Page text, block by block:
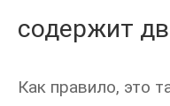
содержит
Как правило, это